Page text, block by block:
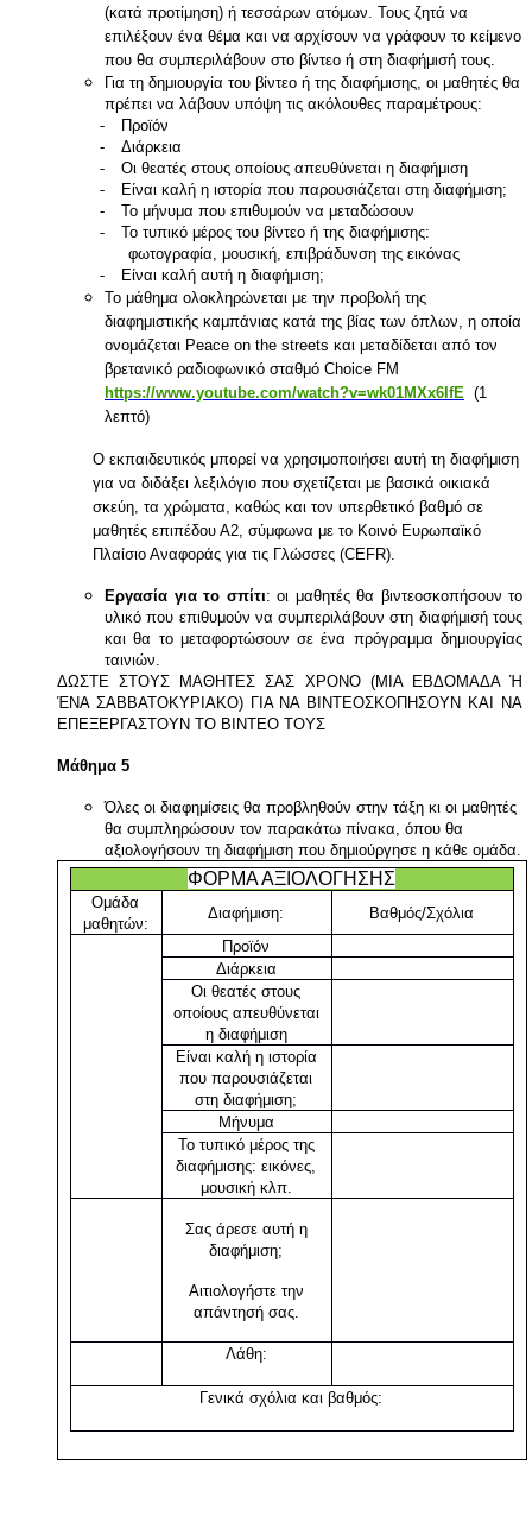
(κατά προτίμηση) ή τεσσάρων ατόμων. Τους ζητά να
επιλέξουν ένα θέμα και να αρχίσουν να γράφουν το κείμενο
που θα συμπεριλάβουν στο βίντεο ή στη διαφήμισή τους.
Για τη δημιουργία του βίντεο ή της διαφήμισης, οι μαθητές θα
πρέπει να λάβουν υπόψη τις ακόλουθες παραμέτρους:
-
Προϊόν
-
Διάρκεια
-
Οι θεατές στους οποίους απευθύνεται η διαφήμιση
-
Είναι καλή η ιστορία που παρουσιάζεται στη διαφήμιση;
-
Το μήνυμα που επιθυμούν να μεταδώσουν
-
Το τυπικό μέρος του βίντεο ή της διαφήμισης:
φωτογραφία, μουσική, επιβράδυνση της εικόνας
-
Είναι καλή αυτή η διαφήμιση;
Το μάθημα ολοκληρώνεται με την προβολή της
διαφημιστικής καμπάνιας κατά της βίας των όπλων, η οποία
ονομάζεται Peace on the streets και μεταδίδεται από τον
βρετανικό ραδιοφωνικό σταθμό Choice FM
https://www.youtube.com/watch?v=wk01MXx6IfE (1
λεπτό)
Ο εκπαιδευτικός μπορεί να χρησιμοποιήσει αυτή τη διαφήμιση
για να διδάξει λεξιλόγιο που σχετίζεται με βασικά οικιακά
σκεύη, τα χρώματα, καθώς και τον υπερθετικό βαθμό σε
μαθητές επιπέδου Α2, σύμφωνα με το Κοινό Ευρωπαϊκό
Πλαίσιο Αναφοράς για τις Γλώσσες (CEFR).
Εργασία για το σπίτι: οι μαθητές θα βιντεοσκοπήσουν το
υλικό που επιθυμούν να συμπεριλάβουν στη διαφήμισή τους
και θα το μεταφορτώσουν σε ένα πρόγραμμα δημιουργίας
ταινιών.
ΔΩΣΤΕ ΣΤΟΥΣ ΜΑΘΗΤΕΣ ΣΑΣ ΧΡΟΝΟ (ΜΙΑ ΕΒΔΟΜΑΔΑ Ή
ΈΝΑ ΣΑΒΒΑΤΟΚΥΡΙΑΚΟ) ΓΙΑ ΝΑ ΒΙΝΤΕΟΣΚΟΠΗΣΟΥΝ ΚΑΙ ΝΑ
ΕΠΕΞΕΡΓΑΣΤΟΥΝ ΤΟ ΒΙΝΤΕΟ ΤΟΥΣ
Μάθημα 5
Όλες οι διαφημίσεις θα προβληθούν στην τάξη κι οι μαθητές
θα συμπληρώσουν τον παρακάτω πίνακα, όπου θα
αξιολογήσουν τη διαφήμιση που δημιούργησε η κάθε ομάδα.
ΦΟΡΜΑ ΑΞΙΟΛΟΓΗΣΗΣ
Ομάδα
μαθητών:
Διαφήμιση:
Βαθμός/Σχόλια
Προϊόν
Διάρκεια
Οι θεατές στους
οποίους απευθύνεται
η διαφήμιση
Είναι καλή η ιστορία
που παρουσιάζεται
στη διαφήμιση;
Μήνυμα
Το τυπικό μέρος της
διαφήμισης: εικόνες,
μουσική κλπ.
Σας άρεσε αυτή η
διαφήμιση;
Αιτιολογήστε την
απάντησή σας.
Λάθη:
Γενικά σχόλια και βαθμός: